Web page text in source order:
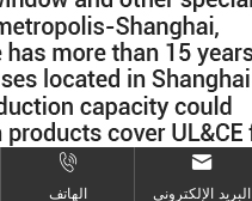
البريد الإلكتروني الهاتف